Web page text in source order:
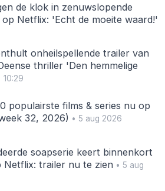
de klok in zenuwslopende
op Netflix: 'Echt de moeite waard!'
onheilspellende trailer van
thriller 'Den hemmelige
10:29
populairste films & series nu op
32, 2026) • 5 aug 2026
soapserie keert binnenkort
Netflix: trailer nu te zien• 5 aug